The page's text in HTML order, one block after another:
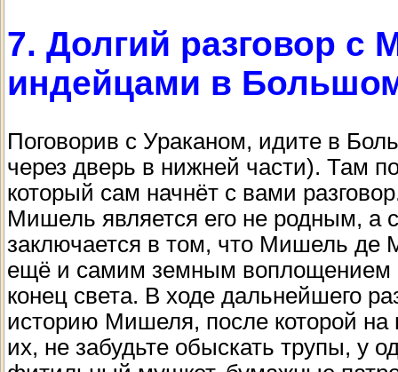
7. Долгий разговор с
индейцами в
Поговорив с Ураканом, идите в
через дверь в нижней части). Там
который сам начнёт с вами
Мишель является его не родным, а
заключается в том, что Мишель де
ещё и самим земным воплощением
конец света. В ходе дальнейшего
историю Мишеля, после которой на
их, не забудьте обыскать трупы, у